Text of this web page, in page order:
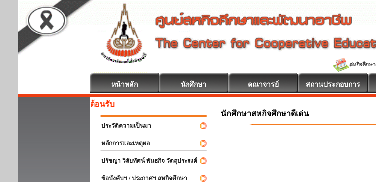
หน้าหลัก นักศึกษา คณาจารย์ สถานประกอบการ
สหกิจศึกษา ยินดีต้อนรับ
ประวัติความเป็นมา
หลักการและเหตุผล
ปรัชญา วิสัยทัศน์ พันธกิจ วัตถุประสงค์
ข้อบังคับฯ / ประกาศฯ สหกิจศึกษา
นักศึกษาสหกิจศึกษาดีเด่น